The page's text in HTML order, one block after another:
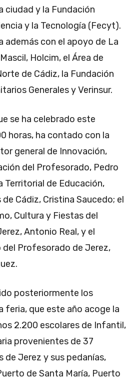
ciudad y la Fundación
y la Tecnología (Fecyt).
además con el apoyo de La
Holcim, el Área de
de Cádiz, la Fundación
Generales y Verinsur.
se ha celebrado este
horas, ha contado con la
general de Innovación,
del Profesorado, Pedro
Territorial de Educación,
Cádiz, Cristina Saucedo; el
Cultura y Fiestas del
Antonio Real, y el
Profesorado de Jerez,
posteriormente los
feria, que este año acoge la
2.200 escolares de Infantil,
provenientes de 37
Jerez y sus pedanías,
de Santa María, Puerto